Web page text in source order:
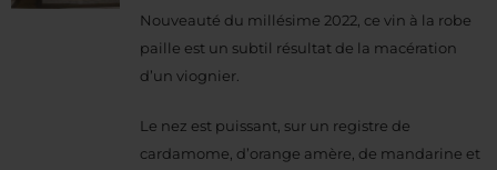
Nouveauté du millésime 2022, ce vin à la robe
paille est un subtil résultat de la macération
d’un viognier.
Le nez est puissant, sur un registre de
cardamome, d’orange amère, de mandarine et